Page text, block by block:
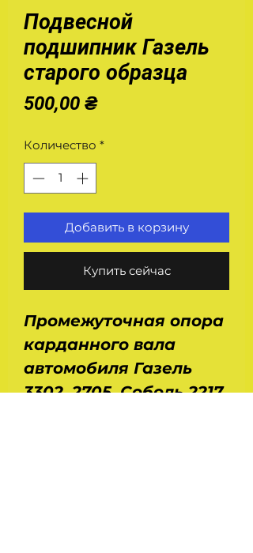
Подвесной
подшипник Газель
старого образца
500,00 ₴Цена
Количество *
Добавить в корзину
Купить сейчас
Промежуточная опора
карданного вала
автомобиля Газель
3302, 2705, Соболь 2217,